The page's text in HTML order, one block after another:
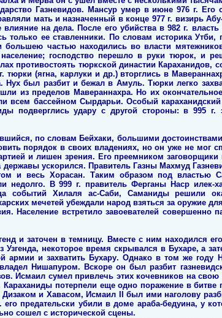
Газневидов. Мансур умер в июне 976 г.
мать и назначенный в конце 977 г. визирь
на дела. После его убийства в 982 г. власть
только ее ставленники. По словам историка Утби,
большею частью находились во власти
господство перешло в руки тюрок, и
противостоять тюркской династии Караханидов,
тюрки (ягна, карлуки и др.) вторглись в
был разбит и бежал в Амуль. Тюрки легко
из пределов Мавераннахра. Но их
всем бассейном Сырдарьи. Особый караханидский
подверглись удару с другой стороны: в 995 г.
по словам Бейхаки, большими
порядок в своих владениях, но он уже не мог
и лишен зрения. Его преемником заговорщики
ускорился. Правитель Газны Махмуд
и весь Хорасан. Таким образом под властью
недолго. В 999 г. правитель Ферганы Наср илек-
событий Хилаля ас-Саби, Саманиды решили
мечетей убеждали народ взяться за оружие
Население встретило завоевателей совершенно
и заточен в темницу. Вместе с ним находился
некоторое время скрывался в Бухаре, а
армии и захватить Бухару. Однако в том же году
Нишапуром. Вскоре он был разбит
Исмаил сумел привлечь этих кочевников на свою
потерпели еще одно поражение в
и Хавасом, Исмаил II был ими наголову
предательски убили в доме араба-бедуина, у
сошел с исторической сцены.